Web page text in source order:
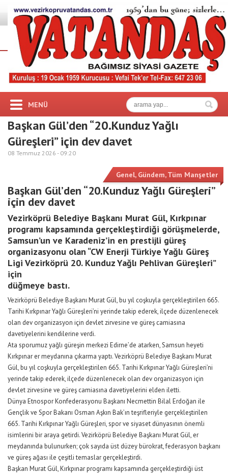
MENÜ
Başkan Gül’den “20.Kunduz Yağlı
Güreşleri” için dev davet
08 Temmuz 2026 - 09:20
Genel, Gündem,Tüm Manşetler
Başkan Gül’den “20.Kunduz Yağlı Güreşleri”
için dev davet
Vezirköprü Belediye Başkanı Murat Gül, Kırkpınar
programı kapsamında gerçekleştirdiği görüşmelerde,
Samsun’un ve Karadeniz’in en prestijli güreş
organizasyonu olan “CW Enerji Türkiye Yağlı Güreş
Ligi Vezirköprü 20. Kunduz Yağlı Pehlivan Güreşleri”
için
düğmeye bastı.
Vezirköprü Belediye Başkanı Murat Gül, bu yıl coşkuyla gerçekleştirilen 665.
Tarihi Kırkpınar Yağlı Güreşleri’ni yerinde takip ederek, ilçede düzenlenecek
olan dev organizasyon için devlet zirvesine ve güreş camiasına
davetiyelerini kendilerine verdi.
Ata sporumuz yağlı güreşin merkezi Edirne’de atarken, Samsun heyeti
Kırkpınar er meydanına çıkarma yaptı. Vezirköprü Belediye Başkanı Murat
Gül, bu yıl coşkuyla gerçekleştirilen 665. Tarihi Kırkpınar Yağlı Güreşleri’ni
yerinde takip ederek, ilçede düzenlenecek olan dev organizasyon için
devlet zirvesine ve güreş camiasına davetiyelerini elden iletti.
Dünya Etnospor Konfederasyonu Başkanı Necmettin Bilal Erdoğan ile
Gençlik ve Spor Bakanı Osman Aşkın Bak’ın teşrifleriyle gerçekleştirilen
665. Tarihi Kırkpınar Yağlı Güreşleri, spor ve siyaset dünyasının önemli
isimlerini bir araya getirdi. Vezirköprü Belediye Başkanı Murat Gül, er
meydanında bulunurken; çok sayıda üst düzey bürokrat, federasyon başkanı
ve güreş ağası ile çeşitli temaslar gerçekleştirdi.
Başkan Murat Gül, Kırkpınar programı kapsamında gerçekleştirdiği üst